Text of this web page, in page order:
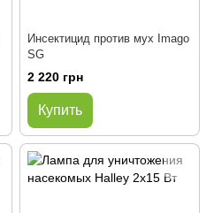
Инсектицид против мух Imago
SG
2 220 грн
Купить